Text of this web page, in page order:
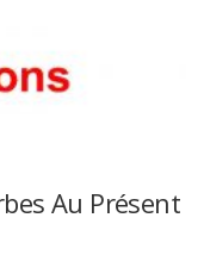
Au Présent